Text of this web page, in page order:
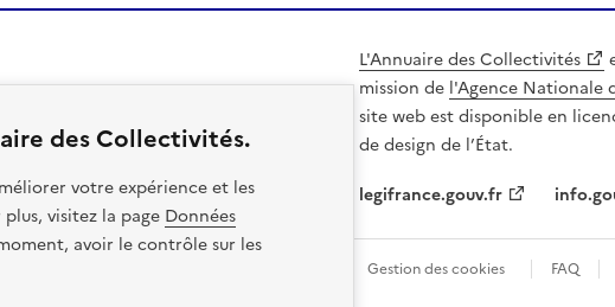
des Collectivités.
votre expérience et les
visitez la page Données
avoir le contrôle sur les
L'Annuaire des Collectivités
mission de l'Agence Nationale
site web est disponible en
de design de l’État.
legifrance.gouv.fr
Gestion des cookies FAQ